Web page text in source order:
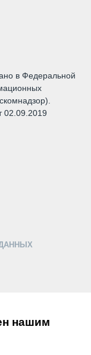
в Федеральной
02.09.2019
нашим